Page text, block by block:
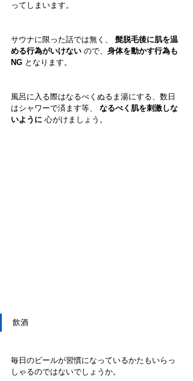
ってしまいます。
サウナに限った話では無く、 髭脱毛後に肌を温
める行為がいけない ので、 身体を動かす行為も
NG となります。
風呂に入る際はなるべくぬるま湯にする、数日
はシャワーで済ます等、 なるべく肌を刺激しな
いように 心がけましょう。
飲酒
毎日のビールが習慣になっているかたもいらっ
しゃるのではないでしょうか。